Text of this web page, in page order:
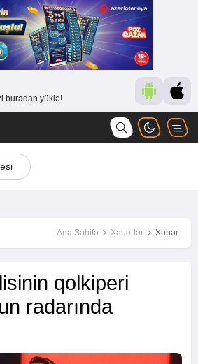
buradan yüklə!
Ana Səhifə Xəbərlər Xəbər
qolkiperi
radarında